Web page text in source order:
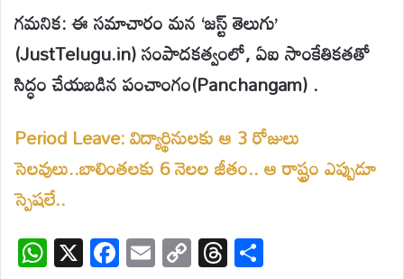
గమనిక: ఈ సమాచారం మన ‘జస్ట్ తెలుగు’
(JustTelugu.in) సంపాదకత్వంలో, ఏఐ సాంకేతికతతో
సిద్ధం చేయబడిన పంచాంగం(Panchangam) .
Period Leave: విద్యార్థినులకు ఆ 3 రోజులు
సెలవులు..బాలింతలకు 6 నెలల జీతం.. ఆ రాష్ట్రం ఎప్పుడూ
స్పెషలే..
W X F E C T